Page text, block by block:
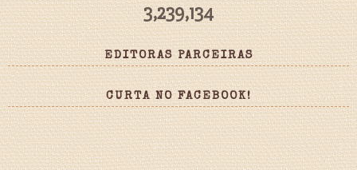
3,239,134
EDITORAS PARCEIRAS
CURTA NO FACEBOOK!